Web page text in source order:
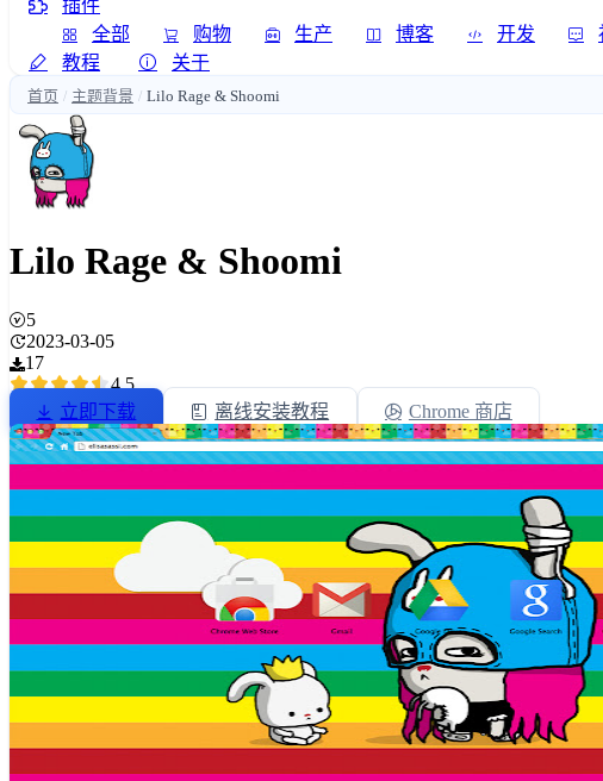
插件
全部
购物 生产 博客 开发
教程
关于
首页 / 主题背景 / Lilo Rage & Shoomi
Lilo Rage & Shoomi
5
2023-03-05
17
4.5
立即下载
离线安装教程 Chrome 商店